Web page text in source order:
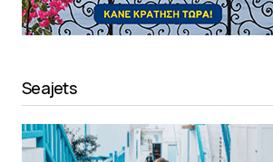
Seajets